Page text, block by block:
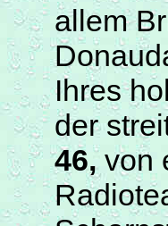
allem
Ihres
der
46,von